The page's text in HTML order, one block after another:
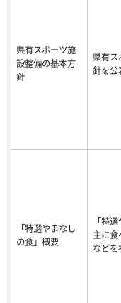
県有スポーツ施
設整備の基本方
針
県有
針を公
「特選やまなし
の食」概要
「特
主に食
などを